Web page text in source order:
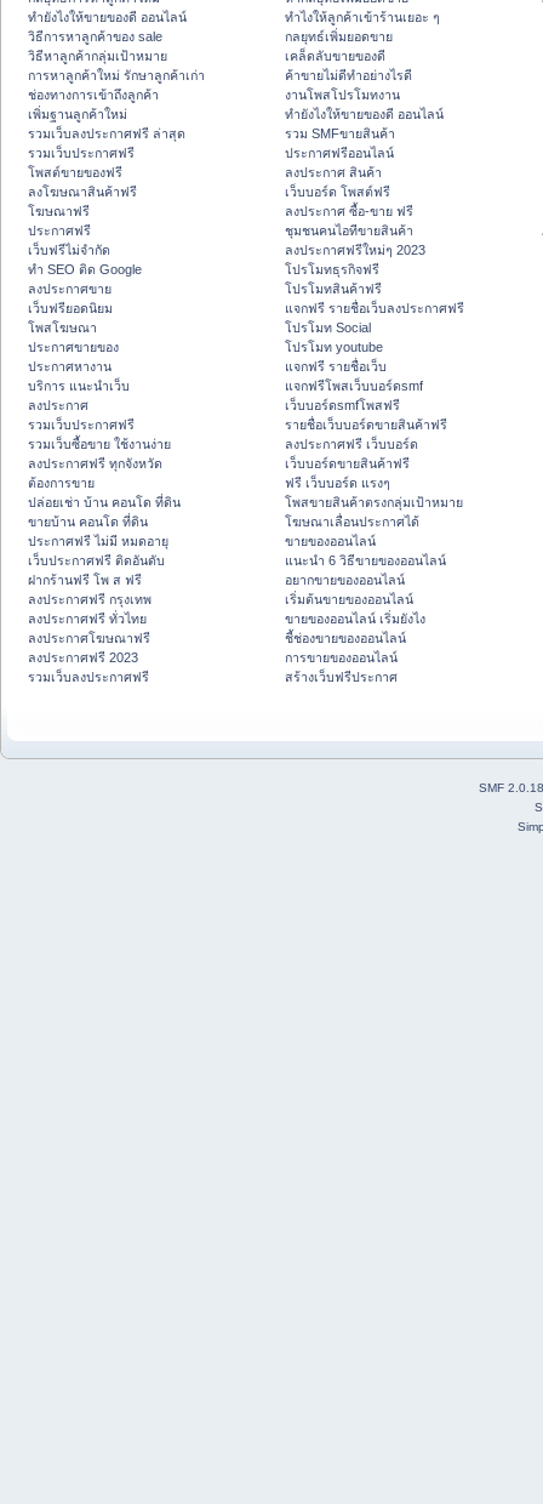
ทํายังไงให้ขายของดี ออนไลน์
วิธีการหาลูกค้าของ sale
วิธีหาลูกค้ากลุ่มเป้าหมาย
การหาลูกค้าใหม่ รักษาลูกค้าเก่า
ช่องทางการเข้าถึงลูกค้า
เพิ่มฐานลูกค้าใหม่
รวมเว็บลงประกาศฟรี ล่าสุด
รวมเว็บประกาศฟรี
โพสต์ขายของฟรี
ลงโฆษณาสินค้าฟรี
โฆษณาฟรี
ประกาศฟรี
เว็บฟรีไม่จำกัด
ทำ SEO ติด Google
ลงประกาศขาย
เว็บฟรียอดนิยม
โพสโฆษณา
ประกาศขายของ
ประกาศหางาน
บริการ แนะนำเว็บ
ลงประกาศ
รวมเว็บประกาศฟรี
รวมเว็บซื้อขาย ใช้งานง่าย
ลงประกาศฟรี ทุกจังหวัด
ต้องการขาย
ปล่อยเช่า บ้าน คอนโด ที่ดิน
ขายบ้าน คอนโด ที่ดิน
ประกาศฟรี ไม่มี หมดอายุ
เว็บประกาศฟรี ติดอันดับ
ฝากร้านฟรี โพ ส ฟรี
ลงประกาศฟรี กรุงเทพ
ลงประกาศฟรี ทั่วไทย
ลงประกาศโฆษณาฟรี
ลงประกาศฟรี 2023
รวมเว็บลงประกาศฟรี
ทําไงให้ลูกค้าเข้าร้านเยอะ ๆ
กลยุทธ์เพิ่มยอดขาย
เคล็ดลับขายของดี
ค้าขายไม่ดีทำอย่างไรดี
งานโพสโปรโมทงาน
ทํายังไงให้ขายของดี ออนไลน์
รวม SMFขายสินค้า
ประกาศฟรีออนไลน์
ลงประกาศ สินค้า
เว็บบอร์ด โพสต์ฟรี
ลงประกาศ ซื้อ-ขาย ฟรี
ชุมชนคนไอทีขายสินค้า
ลงประกาศฟรีใหม่ๆ 2023
โปรโมทธุรกิจฟรี
โปรโมทสินค้าฟรี
แจกฟรี รายชื่อเว็บลงประกาศฟรี
โปรโมท Social
โปรโมท youtube
แจกฟรี รายชื่อเว็บ
แจกฟรีโพสเว็บบอร์ดsmf
เว็บบอร์ดsmfโพสฟรี
รายชื่อเว็บบอร์ดขายสินค้าฟรี
ลงประกาศฟรี เว็บบอร์ด
เว็บบอร์ดขายสินค้าฟรี
ฟรี เว็บบอร์ด แรงๆ
โพสขายสินค้าตรงกลุ่มเป้าหมาย
โฆษณาเลื่อนประกาศได้
ขายของออนไลน์
แนะนำ 6 วิธีขายของออนไลน์
อยากขายของออนไลน์
เริ่มต้นขายของออนไลน์
ขายของออนไลน์ เริ่มยังไง
ชี้ช่องขายของออนไลน์
การขายของออนไลน์
สร้างเว็บฟรีประกาศ
SMF 2.0.18